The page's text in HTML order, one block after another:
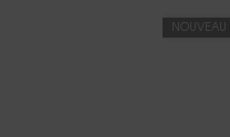
NOUVEAU